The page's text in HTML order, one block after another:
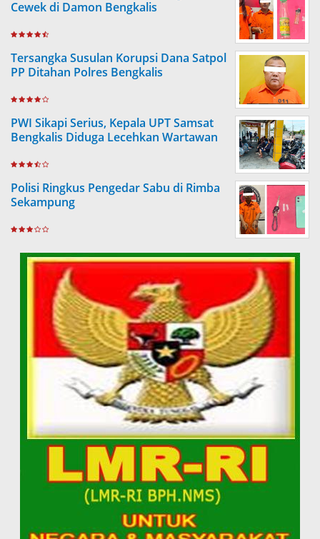
Cewek di Damon Bengkalis
Tersangka Susulan Korupsi Dana Satpol
PP Ditahan Polres Bengkalis
PWI Sikapi Serius, Kepala UPT Samsat
Bengkalis Diduga Lecehkan Wartawan
Polisi Ringkus Pengedar Sabu di Rimba
Sekampung